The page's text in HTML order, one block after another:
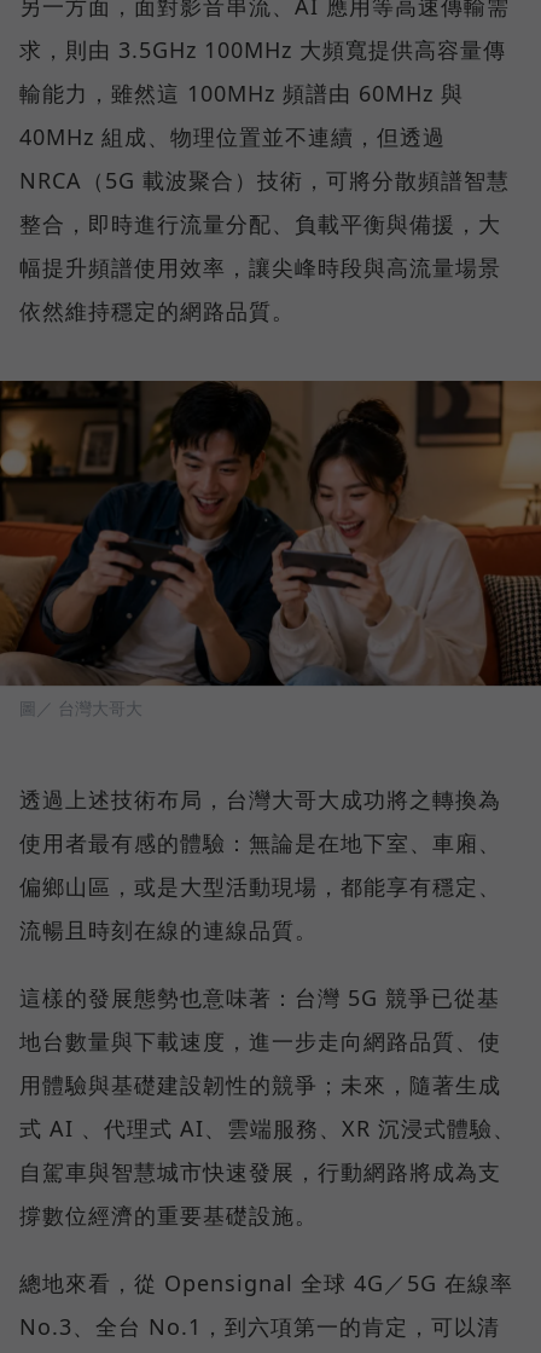
求，則由 3.5GHz 100MHz 大頻寬提供高容量傳
輸能力，雖然這 100MHz 頻譜由 60MHz 與
40MHz 組成、物理位置並不連續，但透過
NRCA（5G 載波聚合）技術，可將分散頻譜智慧
整合，即時進行流量分配、負載平衡與備援，大
幅提升頻譜使用效率，讓尖峰時段與高流量場景
依然維持穩定的網路品質。
圖／ 台灣大哥大
透過上述技術布局，台灣大哥大成功將之轉換為
使用者最有感的體驗：無論是在地下室、車廂、
偏鄉山區，或是大型活動現場，都能享有穩定、
流暢且時刻在線的連線品質。
這樣的發展態勢也意味著：台灣 5G 競爭已從基
地台數量與下載速度，進一步走向網路品質、使
用體驗與基礎建設韌性的競爭；未來，隨著生成
式 AI 、代理式 AI、雲端服務、XR 沉浸式體驗、
自駕車與智慧城市快速發展，行動網路將成為支
撐數位經濟的重要基礎設施。
總地來看，從 Opensignal 全球 4G／5G 在線率
No.3、全台 No.1，到六項第一的肯定，可以清